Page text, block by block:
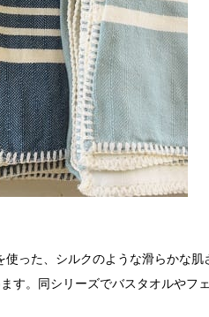
った、シルクのような滑らかな肌
す。同シリーズでバスタオルやフ